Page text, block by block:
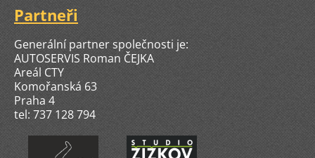
Partneři
Generální partner společnosti je:
AUTOSERVIS Roman ČEJKA
Areál CTY
Komořanská 63
Praha 4
tel: 737 128 794